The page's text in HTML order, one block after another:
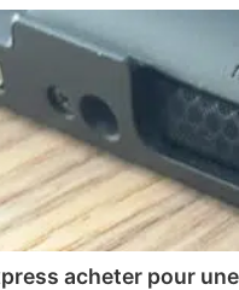
acheter pour